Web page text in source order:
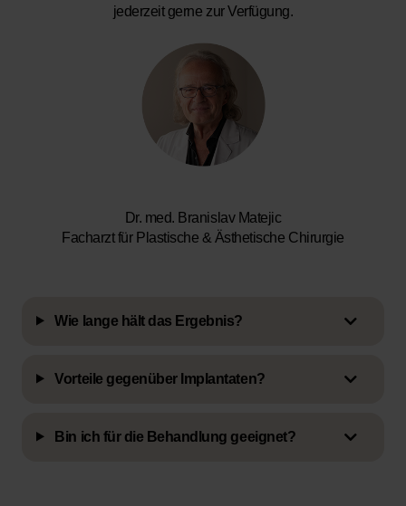
jederzeit gerne zur Verfügung.
Dr. med. Branislav Matejic
Facharzt für Plastische & Ästhetische Chirurgie
Wie lange hält das Ergebnis?
Vorteile gegenüber Implantaten?
Bin ich für die Behandlung geeignet?